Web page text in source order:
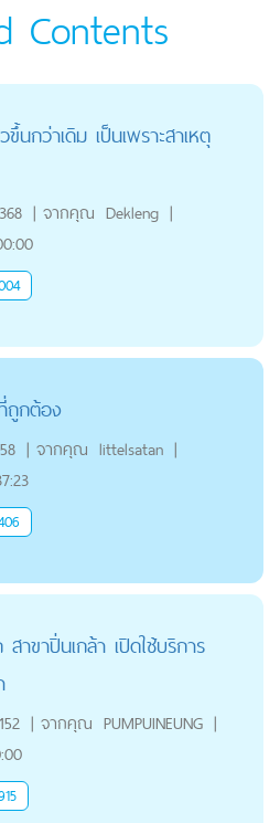
Contents
นกว่าเดิม เป็นเพราะสาเหตุ
| จากคุณ Dekleng |
ถูกต้อง
| จากคุณ littelsatan |
สาขาปิ่นเกล้า เปิดใช้บริการ
| จากคุณ PUMPUINEUNG |